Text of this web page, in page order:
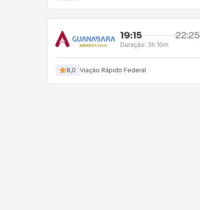
19:15 22:25
Duração: 3h 10m
8,0 Viação Rápido Federal